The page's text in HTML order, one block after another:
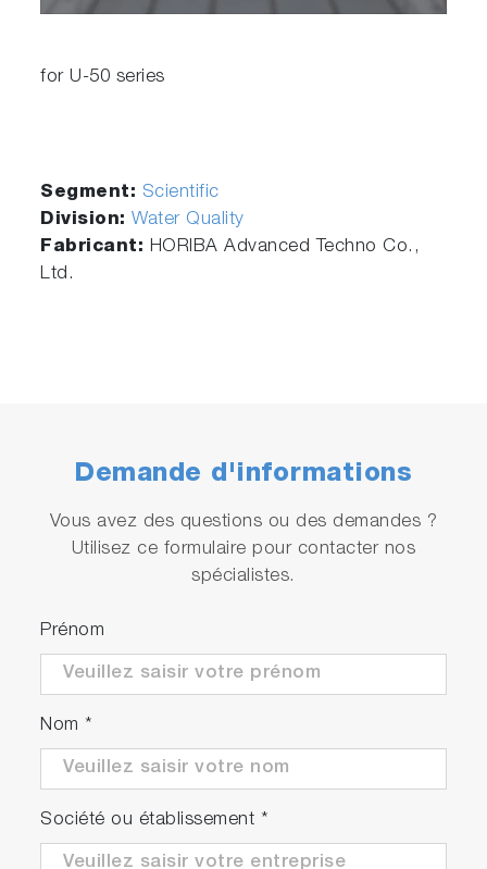
for U-50 series
Segment: Scientific
Division:Water Quality
Fabricant: HORIBA Advanced Techno Co.,
Ltd.
Demande d'informations
Vous avez des questions ou des demandes ?
Utilisez ce formulaire pour contacter nos
spécialistes.
Prénom
Nom *
Société ou établissement *